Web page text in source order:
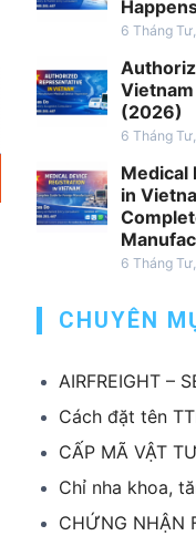
x
u
k
h
6 Tháng
(2026)
6 Tháng
Medical
in
6 Tháng
CHUYÊN
AIRFREIGHT –
Cách đặt tên
CẤP MÃ VẬT
Chỉ nha khoa,
CHỨNG NHẬN